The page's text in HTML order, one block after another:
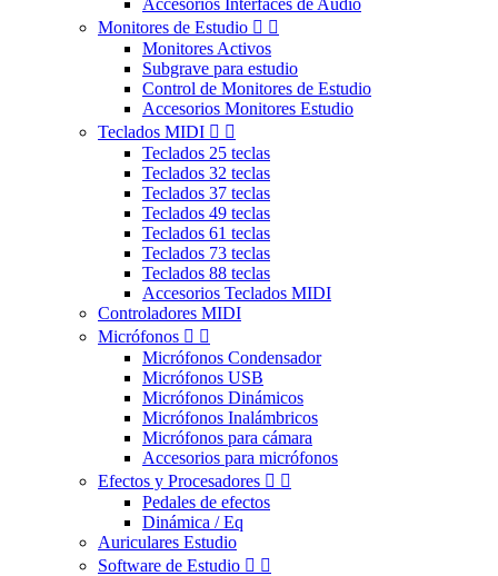
Accesorios Interfaces de Audio
Monitores de Estudio  
Monitores Activos
Subgrave para estudio
Control de Monitores de Estudio
Accesorios Monitores Estudio
Teclados MIDI  
Teclados 25 teclas
Teclados 32 teclas
Teclados 37 teclas
Teclados 49 teclas
Teclados 61 teclas
Teclados 73 teclas
Teclados 88 teclas
Accesorios Teclados MIDI
Controladores MIDI
Micrófonos  
Micrófonos Condensador
Micrófonos USB
Micrófonos Dinámicos
Micrófonos Inalámbricos
Micrófonos para cámara
Accesorios para micrófonos
Efectos y Procesadores  
Pedales de efectos
Dinámica / Eq
Auriculares Estudio
Software de Estudio  